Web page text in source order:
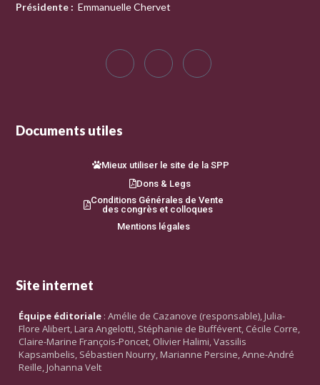
Présidente : Emmanuelle Chervet
Documents utiles
Mieux utiliser le site de la SPP
Dons & Legs
Conditions Générales de Vente
des congrès et colloques
Mentions légales
Site internet
Équipe éditoriale : Amélie de Cazanove (responsable), Julia-
Flore Alibert, Lara Angelotti, Stéphanie de Buffévent, Cécile Corre,
Claire-Marine François-Poncet, Olivier Halimi, Vassilis
Kapsambelis, Sébastien Nourry, Marianne Persine, Anne-André
Reille, Johanna Velt